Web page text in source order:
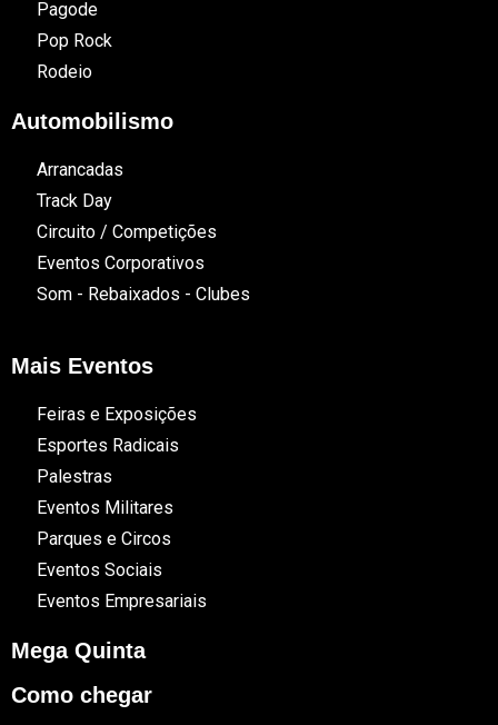
Pagode
Pop Rock
Rodeio
Automobilismo
Arrancadas
Track Day
Circuito / Competições
Eventos Corporativos
Som - Rebaixados - Clubes
Mais Eventos
Feiras e Exposições
Esportes Radicais
Palestras
Eventos Militares
Parques e Circos
Eventos Sociais
Eventos Empresariais
Mega Quinta
Como chegar